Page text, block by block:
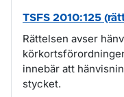
TSFS 2010:125
Rättelsen avser
innebär att
stycket.